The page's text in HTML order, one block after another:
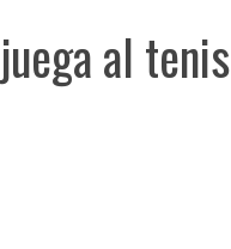
al tenis